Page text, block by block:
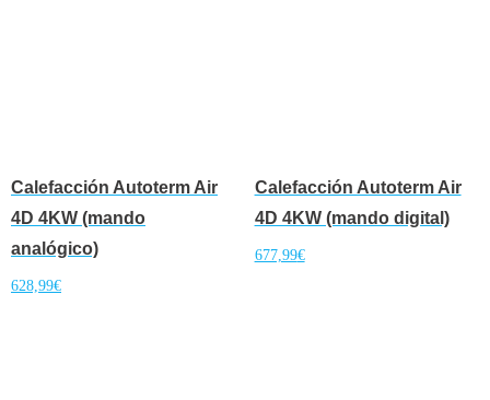
Calefacción Autoterm Air
4D 4KW (mando
analógico)
628,99€
Calefacción Autoterm Air
4D 4KW (mando digital)
677,99€